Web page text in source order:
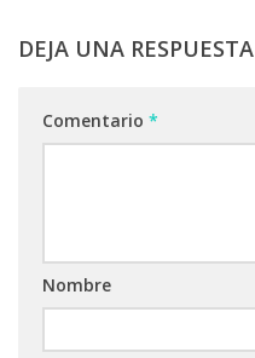
DEJA UNA RESPUESTA
Comentario *
Nombre